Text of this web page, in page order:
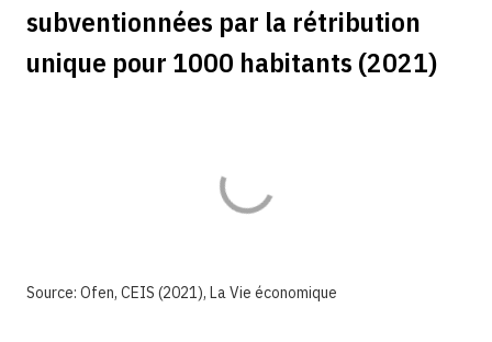
subventionnées par la rétribution
unique pour 1000 habitants (2021)
Source: Ofen, CEIS (2021), La Vie économique